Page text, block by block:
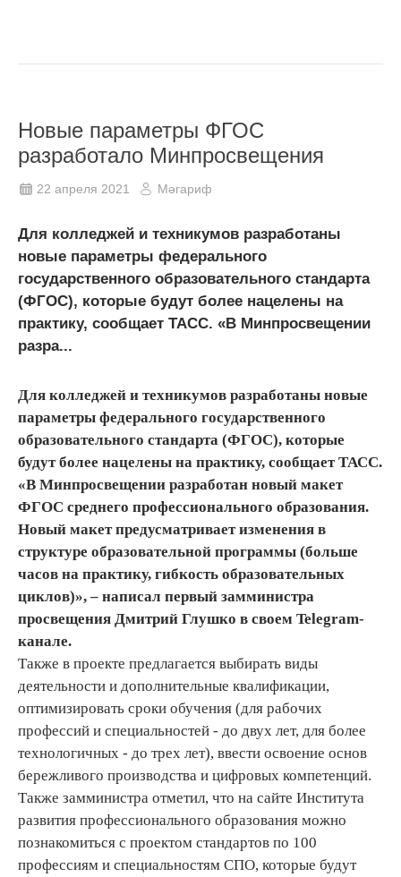
Новые параметры ФГОС
разработало Минпросвещения
22 апреля 2021 Мәгариф
Для колледжей и техникумов разработаны
новые параметры федерального
государственного образовательного стандарта
(ФГОС), которые будут более нацелены на
практику, сообщает ТАСС. «В Минпросвещении
разра...
Для колледжей и техникумов разработаны новые
параметры федерального государственного
образовательного стандарта (ФГОС), которые
будут более нацелены на практику, сообщает ТАСС.
«В Минпросвещении разработан новый макет
ФГОС среднего профессионального образования.
Новый макет предусматривает изменения в
структуре образовательной программы (больше
часов на практику, гибкость образовательных
циклов)», – написал первый замминистра
просвещения Дмитрий Глушко в своем Telegram-
канале.
Также в проекте предлагается выбирать виды
деятельности и дополнительные квалификации,
оптимизировать сроки обучения (для рабочих
профессий и специальностей - до двух лет, для более
технологичных - до трех лет), ввести освоение основ
бережливого производства и цифровых компетенций.
Также замминистра отметил, что на сайте Института
развития профессионального образования можно
познакомиться с проектом стандартов по 100
профессиям и специальностям СПО, которые будут